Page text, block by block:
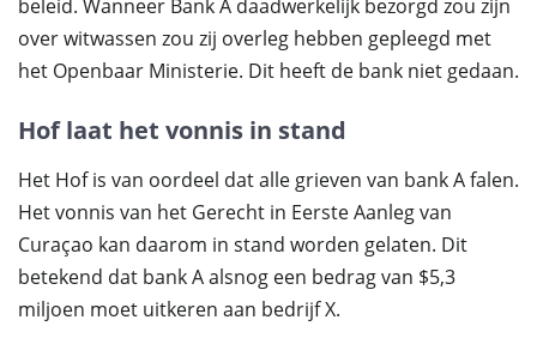
beleid. Wanneer Bank A daadwerkelijk bezorgd zou zijn
over witwassen zou zij overleg hebben gepleegd met
het Openbaar Ministerie. Dit heeft de bank niet gedaan.
Hof laat het vonnis in stand
Het Hof is van oordeel dat alle grieven van bank A falen.
Het vonnis van het Gerecht in Eerste Aanleg van
Curaçao kan daarom in stand worden gelaten. Dit
betekend dat bank A alsnog een bedrag van $5,3
miljoen moet uitkeren aan bedrijf X.